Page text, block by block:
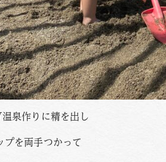
泉作りに精を出し
プを両手つかって